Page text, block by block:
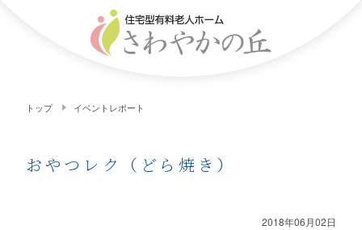
トップ イベントレポート
おやつレク（どら焼き）
2018年06月02日